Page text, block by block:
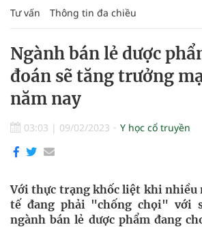
Tư vấn Thông tin đa chiều
Ngành bán lẻ dược
đoán sẽ tăng trưởng
năm nay
03:03 | 09/02/2023 Y học cổ truyền
Với thực trạng khốc liệt khi nhiều
tế đang phải "chống chọi" với
ngành bán lẻ dược phẩm đang